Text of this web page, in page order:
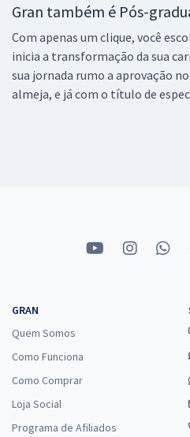
Gran também é Pós-
Com apenas um clique, você
inicia a transformação da sua
sua jornada rumo a aprovação
almeja, e já com o título de
GRAN
Quem Somos
Como Funciona
Como Comprar
Loja Social
Programa de Afiliados